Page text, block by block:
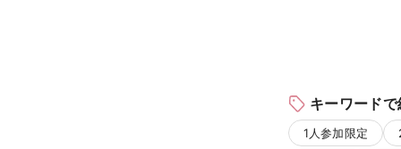
キーワード
1人参加限定